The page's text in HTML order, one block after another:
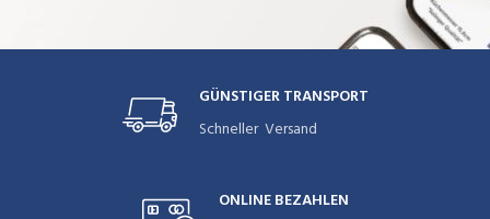
GÜNSTIGER TRANSPORT
Schneller Versand
ONLINE BEZAHLEN